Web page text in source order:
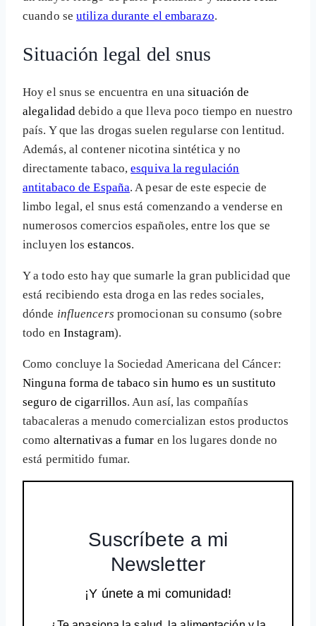
cuando seutiliza durante el embarazo.
Situación legal del snus
Hoy el snus se encuentra en unasituación de
alegalidad debido a que lleva poco tiempo en nuestro
país. Y que las drogas suelen regularse con lentitud.
Además, al contener nicotina sintética y no
directamente tabaco,esquiva la regulación
antitabaco de España. A pesar de este especie de
limbo legal, el snus está comenzando a venderse en
numerosos comercios españoles, entre los que se
incluyen losestancos.
Y a todo esto hay que sumarle la gran publicidad que
está recibiendo esta droga en las redes sociales,
dónde influencers promocionan su consumo (sobre
todo en Instagram).
Como concluye la Sociedad Americana del Cáncer:
Ninguna forma de tabaco sin humo es un sustituto
seguro de cigarrillos. Aun así, las compañías
tabacaleras a menudo comercializan estos productos
como alternativas a fumar en los lugares donde no
está permitido fumar.
Suscríbete a mi
Newsletter
¡Y únete a mi comunidad!